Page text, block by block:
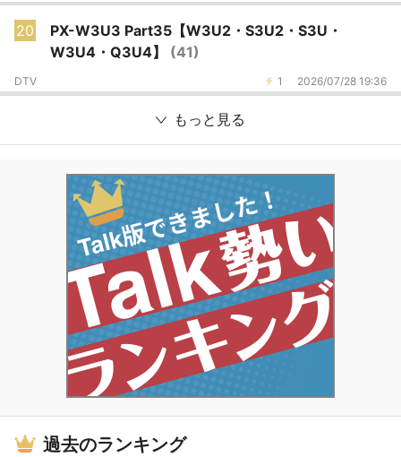
20
PX-W3U3 Part35【W3U2・S3U2・S3U・
W3U4・Q3U4】 (41)
1 2026/07/28 19:36
DTV
もっと見る
過去のランキング